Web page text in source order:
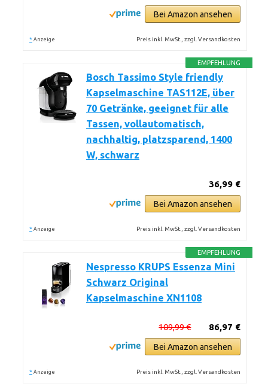
Bei Amazon ansehen
* Anzeige Preis inkl. MwSt., zzgl. Versandkosten
EMPFEHLUNG
Bosch Tassimo Style friendly
Kapselmaschine TAS112E, über
70 Getränke, geeignet für alle
Tassen, vollautomatisch,
nachhaltig, platzsparend, 1400
W, schwarz
36,99 €
Bei Amazon ansehen
* Anzeige Preis inkl. MwSt., zzgl. Versandkosten
EMPFEHLUNG
Nespresso KRUPS Essenza Mini
Schwarz Original
Kapselmaschine XN1108
86,97 €
109,99 €
Bei Amazon ansehen
* Anzeige Preis inkl. MwSt., zzgl. Versandkosten